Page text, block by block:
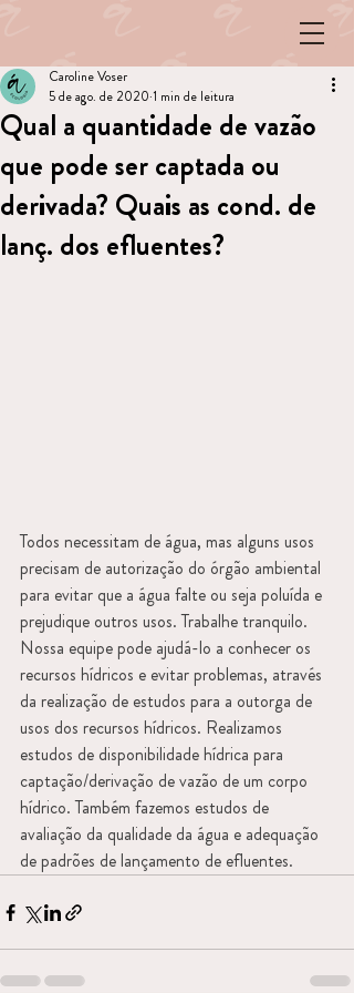
Qual a quantidade de vazão
que pode ser captada ou
derivada? Quais as cond. de
lanç. dos efluentes?
Caroline Voser
5 de ago. de 2020 1 min de leitura
Todos necessitam de água, mas alguns usos
precisam de autorização do órgão ambiental
para evitar que a água falte ou seja poluída e
prejudique outros usos. Trabalhe tranquilo.
Nossa equipe pode ajudá-lo a conhecer os
recursos hídricos e evitar problemas, através
da realização de estudos para a outorga de
usos dos recursos hídricos. Realizamos
estudos de disponibilidade hídrica para
captação/derivação de vazão de um corpo
hídrico. Também fazemos estudos de
avaliação da qualidade da água e adequação
de padrões de lançamento de efluentes.